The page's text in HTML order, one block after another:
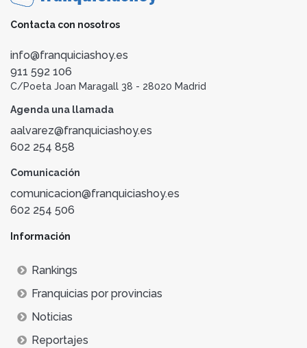
Contacta con nosotros
info@franquiciashoy.es
911 592 106
C/Poeta Joan Maragall 38 - 28020 Madrid
Agenda una llamada
aalvarez@franquiciashoy.es
602 254 858
Comunicación
comunicacion@franquiciashoy.es
602 254 506
Información
Rankings
Franquicias por provincias
Noticias
Reportajes